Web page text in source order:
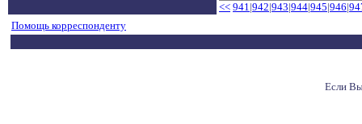
<< 941|942|943|944|945|946|
Помощь корреспонденту
Если